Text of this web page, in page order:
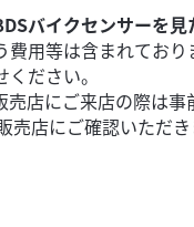
バイクセンサーを見
用等は含まれており
ださい。
店にご来店の際は
店にご確認いただき